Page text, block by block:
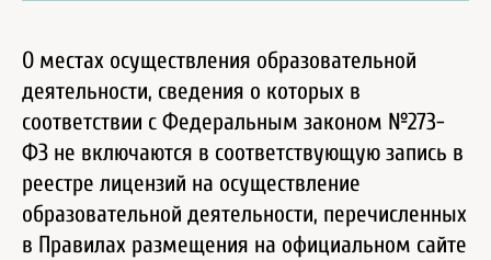
О местах осуществления образовательной
деятельности, сведения о которых в
соответствии с Федеральным законом №273-
ФЗ не включаются в соответствующую запись в
реестре лицензий на осуществление
образовательной деятельности, перечисленных
в Правилах размещения на официальном сайте